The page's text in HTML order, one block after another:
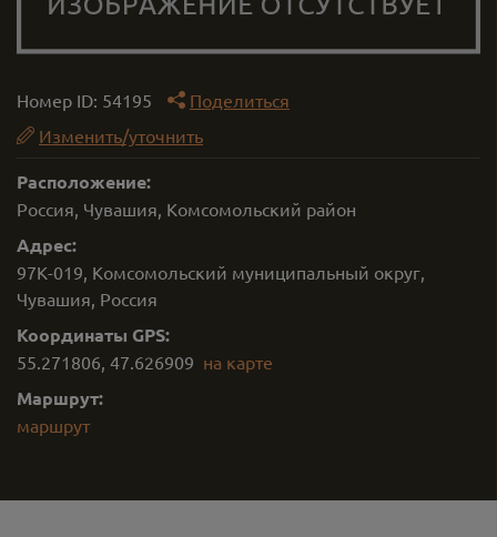
Номер ID: 54195
Поделиться
Изменить/уточнить
Расположение:
Россия, Чувашия, Комсомольский район
Адрес:
97К-019, Комсомольский муниципальный округ,
Чувашия, Россия
Координаты GPS:
55.271806, 47.626909 на карте
Маршрут:
маршрут